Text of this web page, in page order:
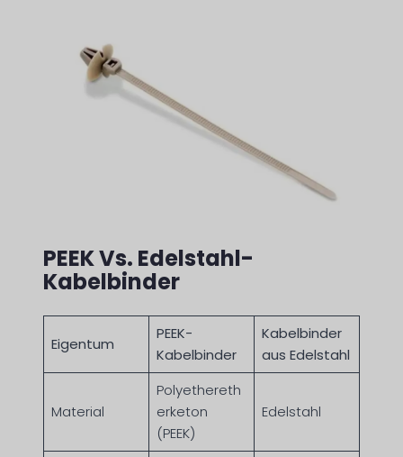
PEEK Vs. Edelstahl-
Kabelbinder
Eigentum
PEEK-
Kabelbinder
Kabelbinder
aus Edelstahl
Material
Polyethereth
erketon
(PEEK)
Edelstahl